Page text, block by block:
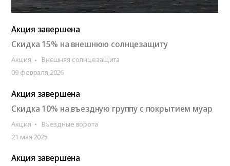
Акция завершена
Скидка 15% на внешнюю солнцезащиту
Акция
Внешняя солнцезащита
09 февраля 2026
Акция завершена
Скидка 10% на въездную группу с покрытием муар
Акция
Въездные ворота
21 мая 2025
Акция завершена